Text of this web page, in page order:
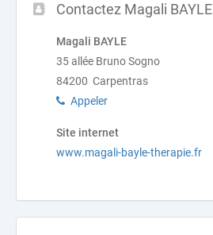
Contactez Magali BAYLE
Magali BAYLE
35 allée Bruno Sogno
84200 Carpentras
Appeler
Site internet
www.magali-bayle-therapie.fr